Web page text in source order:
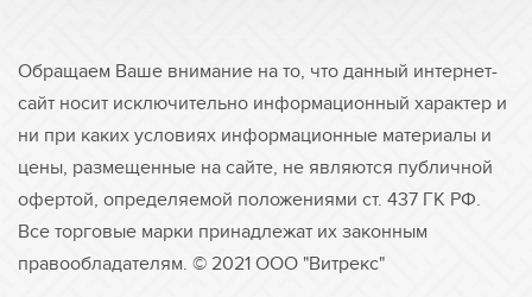
Обращаем Ваше внимание на то, что данный интернет-
сайт носит исключительно информационный характер и
ни при каких условиях информационные материалы и
цены, размещенные на сайте, не являются публичной
офертой, определяемой положениями ст. 437 ГК РФ.
Все торговые марки принадлежат их законным
правообладателям. © 2021 ООО "Витрекс"